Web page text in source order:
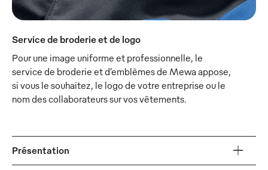
Service de broderie et de logo
Pour une image uniforme et professionnelle, le
service de broderie et d’emblèmes de Mewa appose,
si vous le souhaitez, le logo de votre entreprise ou le
nom des collaborateurs sur vos vêtements.
Présentation